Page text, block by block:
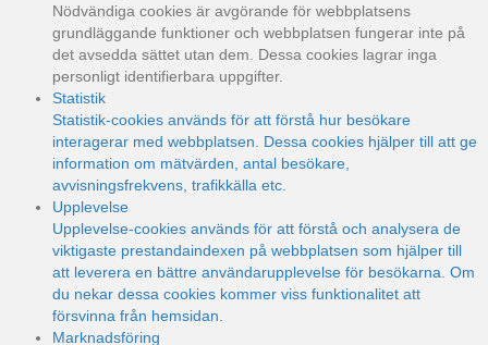
Nödvändiga cookies är avgörande för webbplatsens
grundläggande funktioner och webbplatsen fungerar inte på
det avsedda sättet utan dem. Dessa cookies lagrar inga
personligt identifierbara uppgifter.
Statistik
Statistik-cookies används för att förstå hur besökare
interagerar med webbplatsen. Dessa cookies hjälper till att ge
information om mätvärden, antal besökare,
avvisningsfrekvens, trafikkälla etc.
Upplevelse
Upplevelse-cookies används för att förstå och analysera de
viktigaste prestandaindexen på webbplatsen som hjälper till
att leverera en bättre användarupplevelse för besökarna. Om
du nekar dessa cookies kommer viss funktionalitet att
försvinna från hemsidan.
Marknadsföring